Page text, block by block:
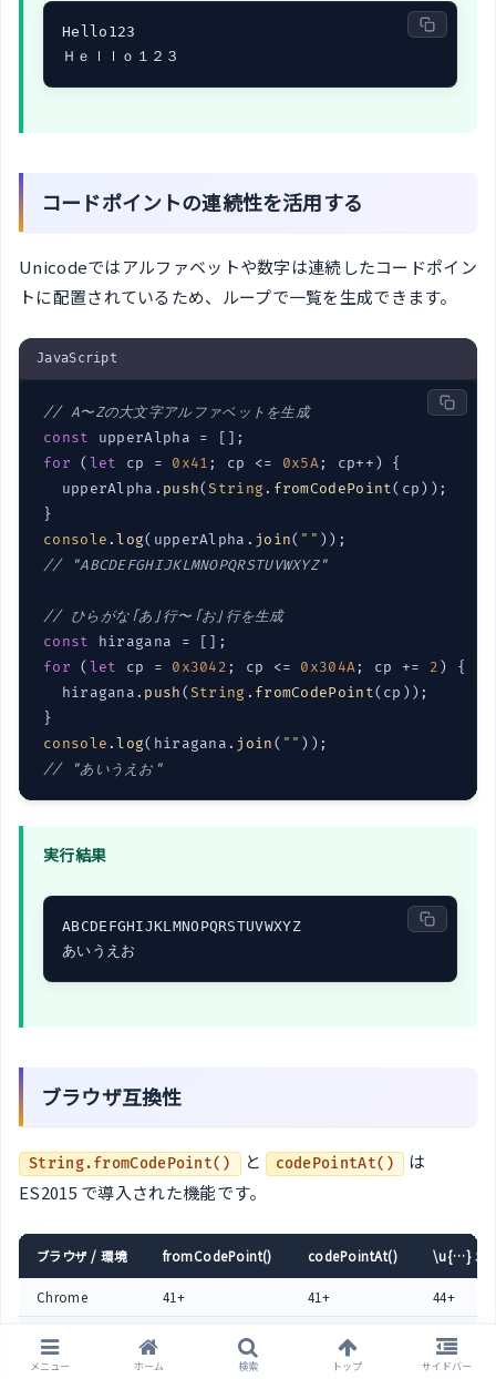
Hello123
Ｈｅｌｌｏ１２３
コードポイントの連続性を活用する
Unicodeではアルファベットや数字は連続したコードポイン
トに配置されているため、ループで一覧を生成できます。
JavaScript
// A〜Zの大文字アルファベットを生成
const
for ( let cp = 0x41 ; cp <= 0x5A; cp++) {
  upperAlpha.
push(String. fromCodePoint(cp));
console.log(upperAlpha. join( ""
// "ABCDEFGHIJKLMNOPQRSTUVWXYZ"
// ひらがな「あ」行〜「お」行を生成
const
for ( let cp = 0x3042 ; cp <= 0x304A; cp += 2) {
  hiragana.
push(String . fromCodePoint(cp));
console.log(hiragana. join( ""
// "あいうえお"
実行結果
ABCDEFGHIJKLMNOPQRSTUVWXYZ
あいうえお
ブラウザ互換性
String.fromCodePoint() と codePointAt()
は
ES2015 で導入された機能です。
ブラウザ / 環境 fromCodePoint() codePointAt() \u{…} エ
Chrome 41+ 41+ 44+
Firefox 40+
Safari 9+
メニュー ホーム 検索 トップ サイドバー